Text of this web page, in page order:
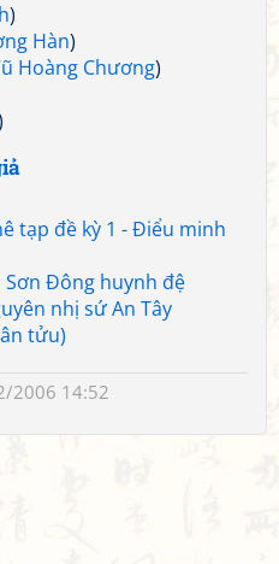
)
Hàn)
Hoàng Chương)
tạp đề kỳ 1 - Điểu minh
Đông huynh đệ
nhị sứ An Tây
tửu)
2006 14:52